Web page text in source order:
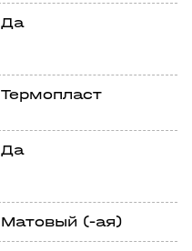
Да
Термопласт
Да
Матовый (-ая)